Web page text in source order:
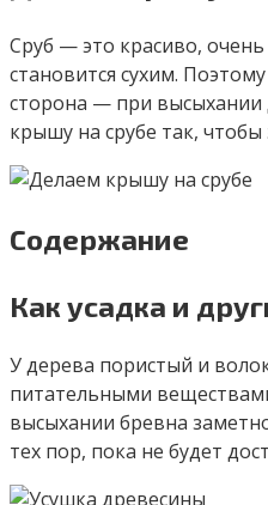
Сруб — это красиво,
становится сухим.
сторона — при высыхании
крышу на срубе так,
Содержание
Как усадка и
У дерева пористый и
питательными
высыхании бревна
тех пор, пока не будет